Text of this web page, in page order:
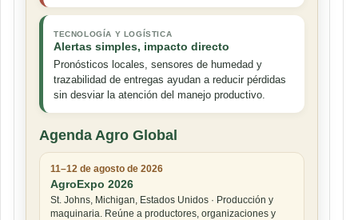
TECNOLOGÍA Y LOGÍSTICA
Alertas simples, impacto directo
Pronósticos locales, sensores de humedad y
trazabilidad de entregas ayudan a reducir pérdidas
sin desviar la atención del manejo productivo.
Agenda Agro Global
11–12 de agosto de 2026
AgroExpo 2026
St. Johns, Michigan, Estados Unidos · Producción y
maquinaria. Reúne a productores, organizaciones y